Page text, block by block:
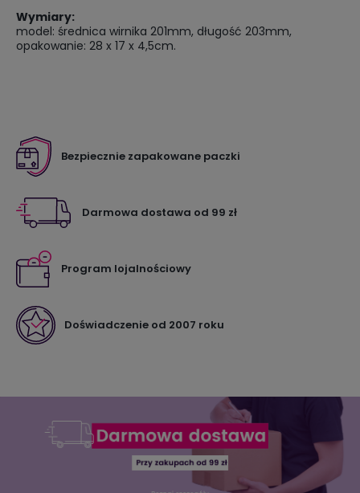
Wymiary:
model: średnica wirnika 201mm, długość 203mm,
opakowanie: 28 x 17 x 4,5cm.
Bezpiecznie zapakowane paczki
Darmowa dostawa od 99 zł
Program lojalnościowy
Doświadczenie od 2007 roku